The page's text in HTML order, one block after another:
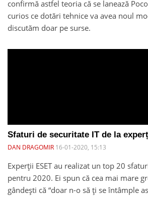
confirmă astfel teoria că se lanează
curios ce dotări tehnice va avea noul
discutăm doar pe surse.
Sfaturi de securitate IT de la
DAN DRAGOMIR 16-01-2020, 15:13
Experții ESET au realizat un top 20
pentru 2020. Ei spun că cea mai mare
gândești că “doar n-o să ți se întâmple